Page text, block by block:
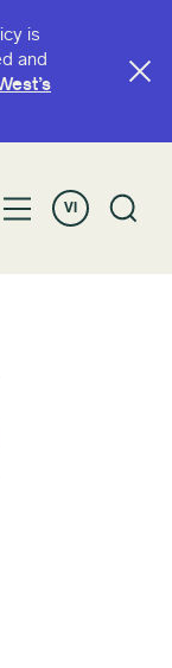
is
and
VI